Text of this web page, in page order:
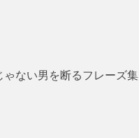
ゃない男を断るフレーズ集